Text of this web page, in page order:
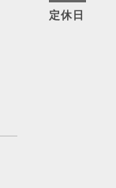
定休日